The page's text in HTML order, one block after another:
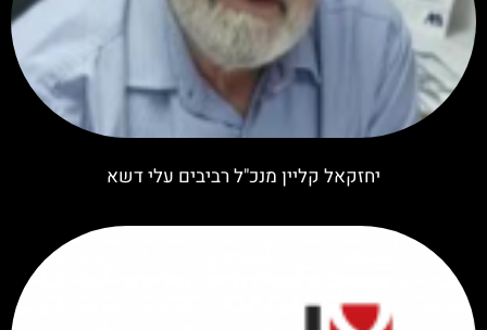
יחזקאל קליין מנכ"ל רביבים עלי דשא